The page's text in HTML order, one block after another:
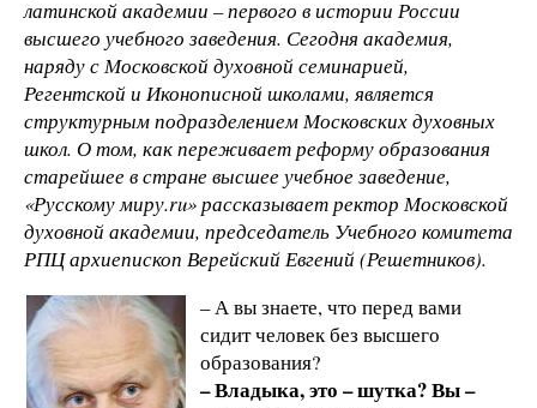
латинской академии – первого в истории России
высшего учебного заведения. Сегодня академия,
наряду с Московской духовной семинарией,
Регентской и Иконописной школами, является
структурным подразделением Московских духовных
школ. О том, как переживает реформу образования
старейшее в стране высшее учебное заведение,
«Русскому миру.ru» рассказывает ректор Московской
духовной академии, председатель Учебного комитета
РПЦ архиепископ Верейский Евгений (Решетников).
– А вы знаете, что перед вами
сидит человек без высшего
образования?
– Владыка, это – шутка? Вы –